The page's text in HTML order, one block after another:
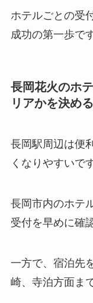
ホテルごとの受
成功の第一歩です
長岡花火のホ
リアかを決める
長岡駅周辺は便
くなりやすいです
長岡市内のホテ
受付を早めに確
一方で、宿泊先
崎、寺泊方面ま